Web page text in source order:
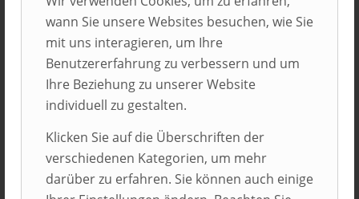
wann Sie unsere Websites besuchen, wie Sie
mit uns interagieren, um Ihre
Benutzererfahrung zu verbessern und um
Ihre Beziehung zu unserer Website
individuell zu gestalten.
Klicken Sie auf die Überschriften der
verschiedenen Kategorien, um mehr
darüber zu erfahren. Sie können auch einige
„Best Place to Learn“ überträgt
dieses Prinzip nun auf den
Azubi-Markt. Schon die
namentliche Analogie verrät,
dass man sich an den etablierten
Vorbildern aus dem Markt der
Arbeitgeberbewertung orientiert.